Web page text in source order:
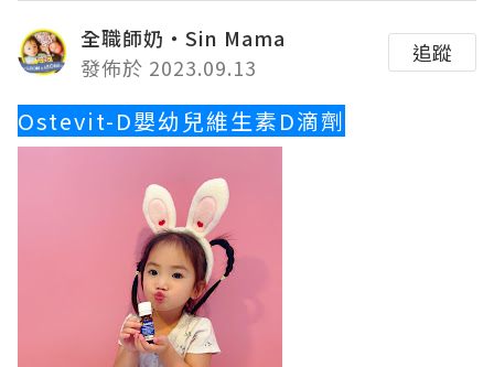
全職師奶‧Sin Mama
發佈於 2023.09.13
追蹤
Ostevit-D嬰幼兒維生素D滴劑